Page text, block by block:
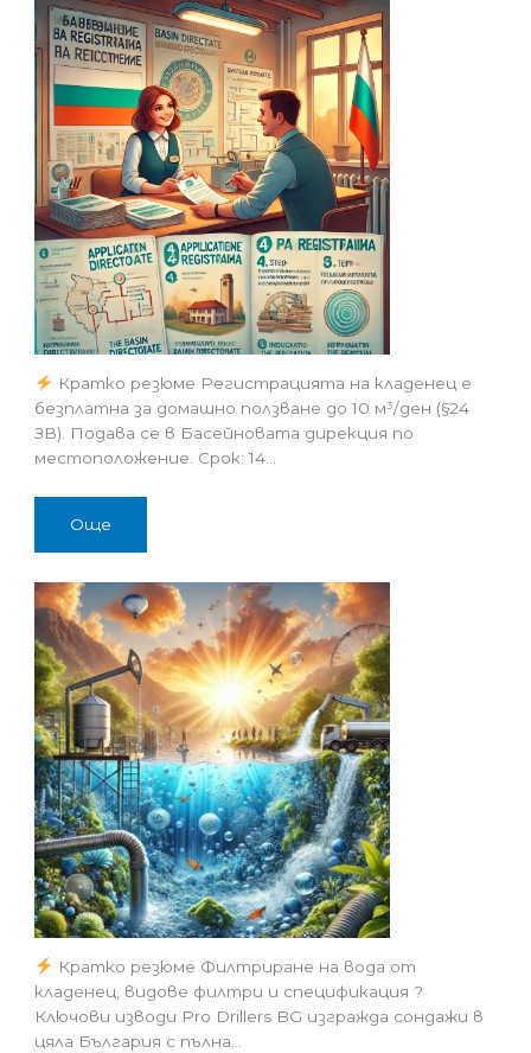
Кратко резюме Регистрацията на кладенец е
безплатна за домашно ползване до 10 м³/ден (§24
ЗВ). Подава се в Басейновата дирекция по
местоположение. Срок: 14…
Още
Кратко резюме Филтриране на вода от
кладенец, видове филтри и спецификация ?
Ключови изводи Pro Drillers BG изгражда сондажи в
цяла България с пълна…